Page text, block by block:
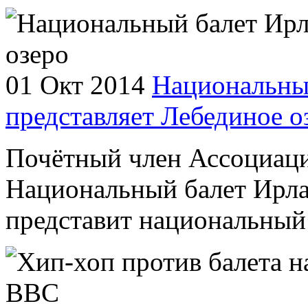
01 Окт 2014
представляет Лебединое
Почётный член
Национальный балет
представит